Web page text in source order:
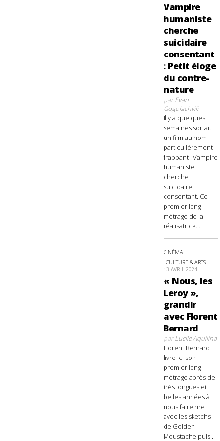
Vampire
humaniste
cherche
suicidaire
consentant
: Petit éloge
du contre-
nature
parEvan
Gogolachvili
Il y a quelques
semaines sortait
un film au nom
particulièrement
frappant : Vampire
humaniste
cherche
suicidaire
consentant. Ce
premier long
métrage de la
réalisatrice...
CINÉMA
CULTURE & ARTS
13 AVRIL 2024
« Nous, les
Leroy »,
grandir
avec Florent
Bernard
parLucile Aquilina
Florent Bernard
livre ici son
premier long-
métrage après de
très longues et
belles années à
nous faire rire
avec les sketchs
de Golden
Moustache puis...